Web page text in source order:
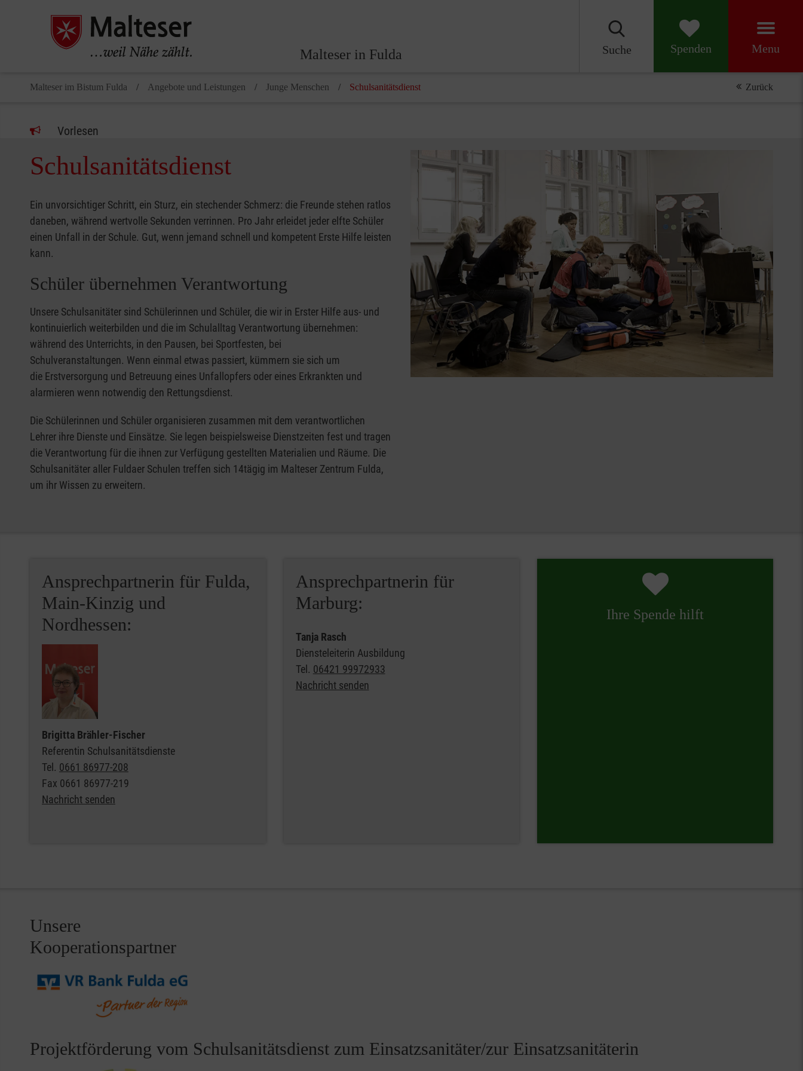
Malteser in Fulda Suche Spenden Menu
Malteser im Bistum Fulda Angebote und Leistungen Junge Menschen Schulsanitätsdienst Zurück
Vorlesen
Schulsanitätsdienst
Ein unvorsichtiger Schritt, ein Sturz, ein stechender Schmerz: die Freunde stehen ratlos
daneben, während wertvolle Sekunden verrinnen. Pro Jahr erleidet jeder elfte Schüler
einen Unfall in der Schule. Gut, wenn jemand schnell und kompetent Erste Hilfe leisten
kann.
Schüler übernehmen Verantwortung
Unsere Schulsanitäter sind Schülerinnen und Schüler, die wir in Erster Hilfe aus- und
kontinuierlich weiterbilden und die im Schulalltag Verantwortung übernehmen:
während des Unterrichts, in den Pausen, bei Sportfesten, bei
Schulveranstaltungen. Wenn einmal etwas passiert, kümmern sie sich um
die Erstversorgung und Betreuung eines Unfallopfers oder eines Erkrankten und
alarmieren wenn notwendig den Rettungsdienst.
Die Schülerinnen und Schüler organisieren zusammen mit dem verantwortlichen
Lehrer ihre Dienste und Einsätze. Sie legen beispielsweise Dienstzeiten fest und tragen
die Verantwortung für die ihnen zur Verfügung gestellten Materialien und Räume. Die
Schulsanitäter aller Fuldaer Schulen treffen sich 14tägig im Malteser Zentrum Fulda,
um ihr Wissen zu erweitern.
Ansprechpartnerin für Fulda,
Main-Kinzig und
Nordhessen:
Brigitta Brähler-Fischer
Referentin Schulsanitätsdienste
Tel. 0661 86977-208
Fax 0661 86977-219
Nachricht senden
Ansprechpartnerin für
Marburg:
Tanja Rasch
Diensteleiterin Ausbildung
Tel. 06421 99972933
Nachricht senden
Ihre Spende hilft
Unsere
Kooperationspartner
Projektförderung vom Schulsanitätsdienst zum Einsatzsanitäter/zur Einsatzsanitäterin